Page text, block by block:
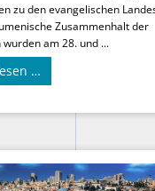
zu den evangelischen
Zusammenhalt der
wurden am 28. und ...
…